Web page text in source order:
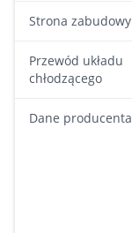
Strona zabudowy
Przewód układu
chłodzącego
Dane producenta